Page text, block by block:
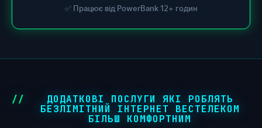
✅ Працює від PowerBank 12+ годин
ДОДАТКОВІ ПОСЛУГИ ЯКІ РОБЛЯТЬ
БЕЗЛІМІТНИЙ ІНТЕРНЕТ ВЕСТЕЛЕКОМ
БІЛЬШ КОМФОРТНИМ